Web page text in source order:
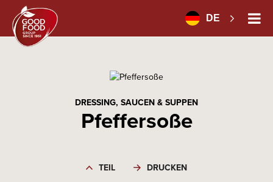
DE
DRESSING, SAUCEN & SUPPEN
Pfeffersoße
TEIL DRUCKEN